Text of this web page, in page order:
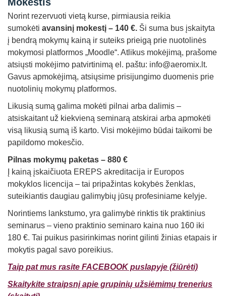
Norint rezervuoti vietą kurse, pirmiausia reikia
sumokėti avansinį mokestį – 140 €. Ši suma bus įskaityta
į bendrą mokymų kainą ir suteiks prieigą prie nuotolinės
mokymosi platformos „Moodle“. Atlikus mokėjimą, prašome
atsiųsti mokėjimo patvirtinimą el. paštu: info@aeromix.lt.
Gavus apmokėjimą, atsiųsime prisijungimo duomenis prie
nuotolinių mokymų platformos.
Likusią sumą galima mokėti pilnai arba dalimis –
atsiskaitant už kiekvieną seminarą atskirai arba apmokėti
visą likusią sumą iš karto. Visi mokėjimo būdai taikomi be
papildomo mokesčio.
Pilnas mokymų paketas – 880 €
Į kainą įskaičiuota EREPS akreditacija ir Europos
mokyklos licencija – tai pripažintas kokybės ženklas,
suteikiantis daugiau galimybių jūsų profesiniame kelyje.
Norintiems lankstumo, yra galimybė rinktis tik praktinius
seminarus – vieno praktinio seminaro kaina nuo 160 iki
180 €. Tai puikus pasirinkimas norint gilinti žinias etapais ir
mokytis pagal savo poreikius.
Taip pat mus rasite FACEBOOK puslapyje (žiūrėti)
Skaitykite straipsnį apie grupinių užsiėmimų trenerius